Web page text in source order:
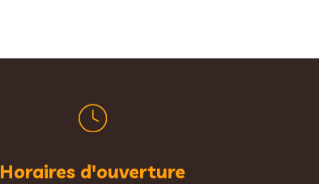
Horaires d'ouverture